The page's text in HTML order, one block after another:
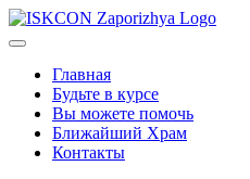
Главная
Будьте в курсе
Вы можете помочь
Ближайший Храм
Контакты